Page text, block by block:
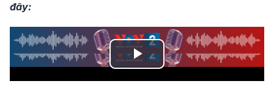
đây:
Play